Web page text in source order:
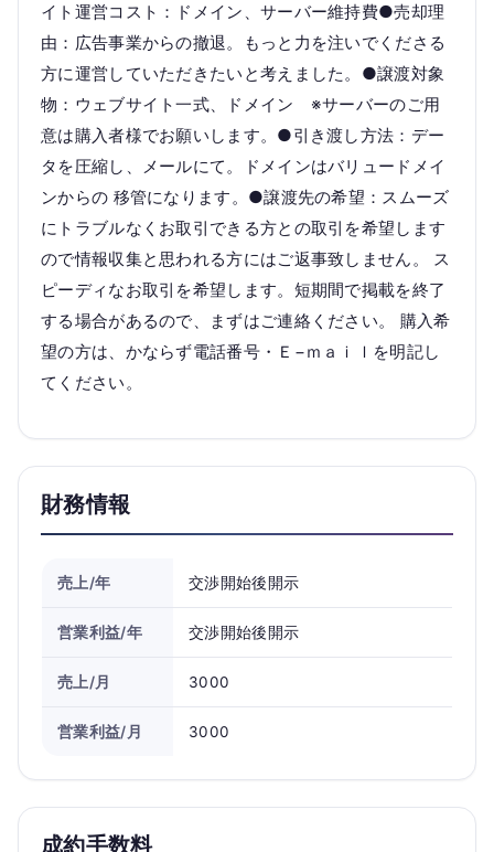
イト運営コスト：ドメイン、サーバー維持費●売却理
由：広告事業からの撤退。もっと力を注いでくださる
方に運営していただきたいと考えました。●譲渡対象
物：ウェブサイト一式、ドメイン ※サーバーのご用
意は購入者様でお願いします。●引き渡し方法：デー
タを圧縮し、メールにて。ドメインはバリュードメイ
ンからの 移管になります。●譲渡先の希望：スムーズ
にトラブルなくお取引できる方との取引を希望します
ので情報収集と思われる方にはご返事致しません。 ス
ピーディなお取引を希望します。短期間で掲載を終了
する場合があるので、まずはご連絡ください。 購入希
望の方は、かならず電話番号・Ｅ−ｍａｉｌを明記し
てください。
財務情報
売上/年 交渉開始後開示
営業利益/年 交渉開始後開示
売上/月 3000
営業利益/月 3000
成約手数料